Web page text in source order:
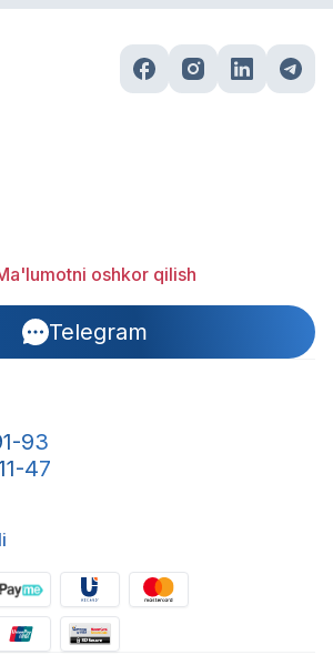
oshkor qilish
Telegram
93
47